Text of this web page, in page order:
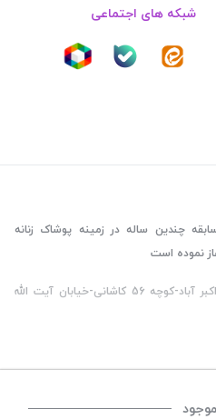
شبکه های اجتماعی
چندین ساله در زمینه پوشاک زنانه
تلفن : 03536243291 | آدرس :یزد-اکبر آباد-کوچه 56 کاشانی-خیابان آیت الله